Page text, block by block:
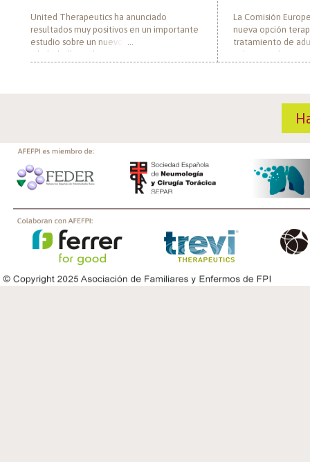
United Therapeutics ha anunciado
resultados muy positivos en un importante
estudio sobre un nuevo tratamiento
inhalado llamado Tyvaso, dirigido a
La Comisión
nueva opción
tratamiento de
pulmonar
década. El
actúa mediante